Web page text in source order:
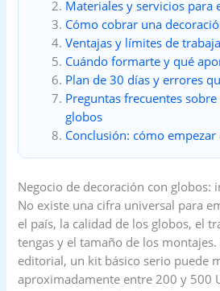
Materiales y servicios para
Cómo cobrar una
Ventajas y límites de
Cuándo formarte y qué
Plan de 30 días y errores
Preguntas frecuentes
globos
Conclusión: cómo
Negocio de decoración con globos:
No existe una cifra universal para
el país, la calidad de los globos, el
tengas y el tamaño de los
editorial, un kit básico serio puede
aproximadamente entre 200 y 500